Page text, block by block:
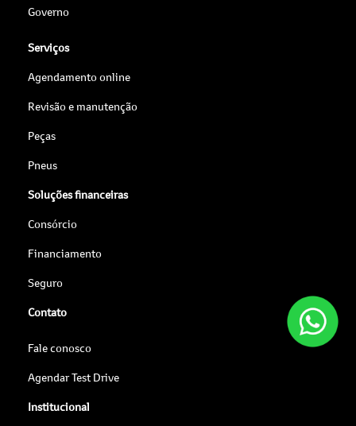
Governo
Serviços
Agendamento online
Revisão e manutenção
Peças
Pneus
Soluções financeiras
Consórcio
Financiamento
Seguro
Contato
Fale conosco
Agendar Test Drive
Institucional